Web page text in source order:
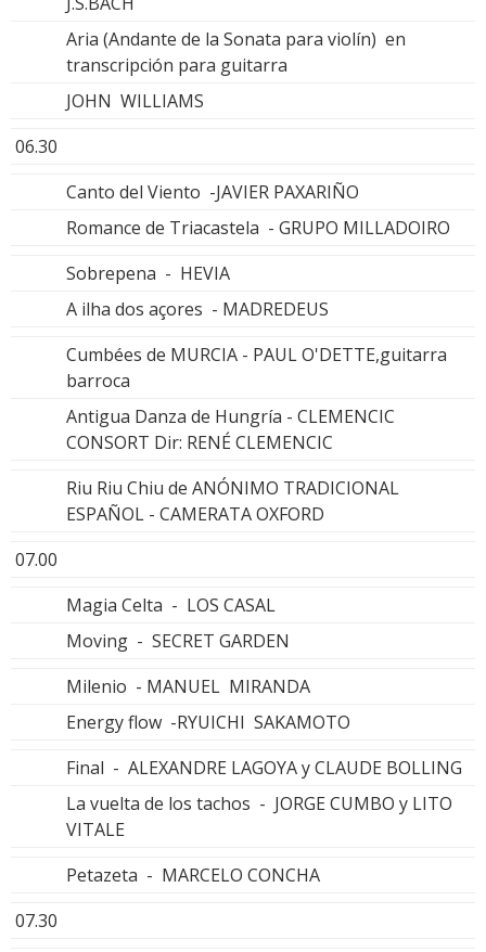
Aria (Andante de la Sonata para violín) en
transcripción para guitarra
JOHN WILLIAMS
06.30
Canto del Viento -JAVIER PAXARIÑO
Romance de Triacastela - GRUPO MILLADOIRO
Sobrepena - HEVIA
A ilha dos açores - MADREDEUS
Cumbées de MURCIA - PAUL O'DETTE,guitarra
barroca
Antigua Danza de Hungría - CLEMENCIC
CONSORT Dir: RENÉ CLEMENCIC
Riu Riu Chiu de ANÓNIMO TRADICIONAL
ESPAÑOL - CAMERATA OXFORD
07.00
Magia Celta - LOS CASAL
Moving - SECRET GARDEN
Milenio - MANUEL MIRANDA
Energy flow -RYUICHI SAKAMOTO
Final - ALEXANDRE LAGOYA y CLAUDE BOLLING
La vuelta de los tachos - JORGE CUMBO y LITO
VITALE
Petazeta - MARCELO CONCHA
07.30